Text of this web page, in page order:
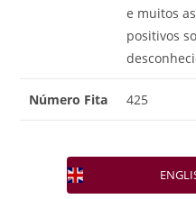
e muitos
positivos
Número Fita 425